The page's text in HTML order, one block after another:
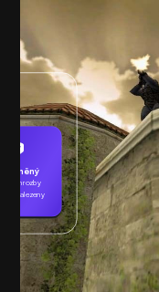
hrozby
nalezeny